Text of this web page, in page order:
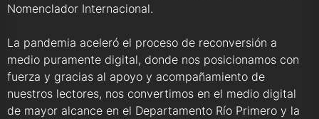
Nomenclador Internacional.
La pandemia aceleró el proceso de reconversión a
medio puramente digital, donde nos posicionamos con
fuerza y gracias al apoyo y acompañamiento de
nuestros lectores, nos convertimos en el medio digital
de mayor alcance en el Departamento Río Primero y la